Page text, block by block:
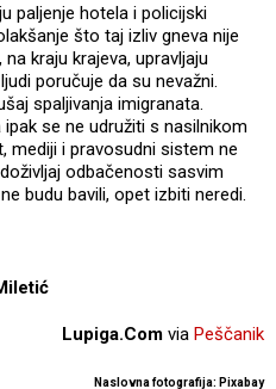
paljenje hotela i policijski
što taj izliv gneva nije
kraju krajeva, upravljaju
poručuje da su nevažni.
spaljivanja imigranata.
se ne udružiti s nasilnikom
mediji i pravosudni sistem ne
odbačenosti sasvim
budu bavili, opet izbiti neredi.
Lupiga.Com via Peščanik
Naslovna fotografija: Pixabay